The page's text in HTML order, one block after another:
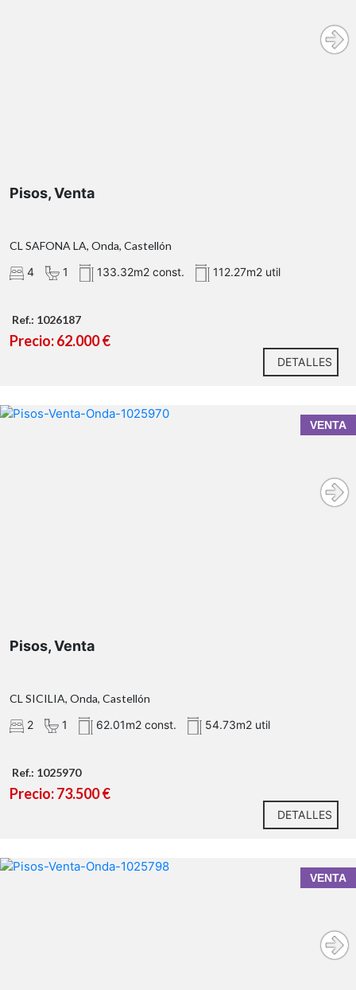
Pisos, Venta
CL SAFONA LA, Onda, Castellón
4
1 133.32m2 const. 112.27m2 util
Ref.: 1026187
Precio: 62.000 €
DETALLES
VENTA
Pisos, Venta
CL SICILIA, Onda, Castellón
2
1 62.01m2 const. 54.73m2 util
Ref.: 1025970
Precio: 73.500 €
DETALLES
VENTA